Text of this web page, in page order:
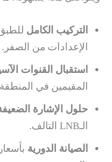
التركيب الكامل
الإعدادات من الصفر.
استقبال القنوات
المقيمين في
حلول الإشارة
الـLNB التالف.
الصيانة الدورية